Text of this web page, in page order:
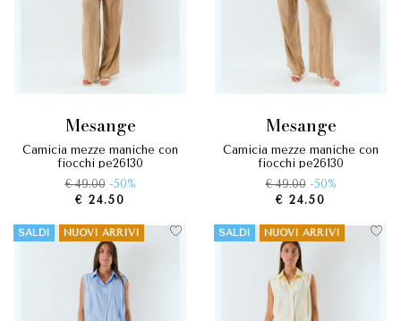
mesange
camicia mezze maniche con
fiocchi pe26130
€ 49.00 -50%
€ 24.50
mesange
camicia mezze maniche con
fiocchi pe26130
€ 49.00 -50%
€ 24.50
SALDI NUOVI ARRIVI SALDI NUOVI ARRIVI